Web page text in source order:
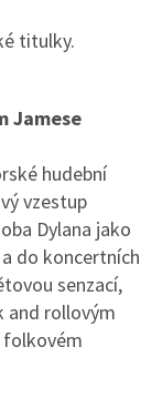
titulky.
Jamese
hudební
vzestup
Dylana jako
do koncertních
senzací,
and rollovým
folkovém